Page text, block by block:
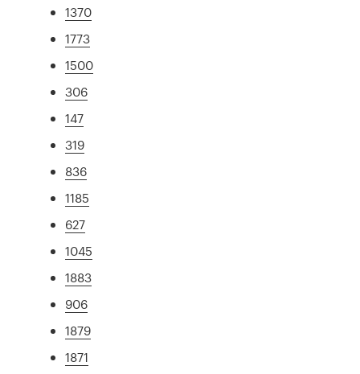
1370
1773
1500
306
147
319
836
1185
627
1045
1883
906
1879
1871